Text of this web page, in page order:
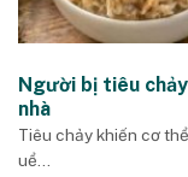
Người bị tiêu
nhà
Tiêu chảy khiến cơ
uể...